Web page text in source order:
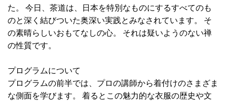
た。 今日、茶道は、日本を特別なものにするすべてのも
のと深く結びついた奥深い実践とみなされています。 そ
の素晴らしいおもてなしの心。 それは疑いようのない禅
の性質です。
プログラムについて
プログラムの前半では、プロの講師から着付けのさまざま
な側面を学びます。 着るとこの魅力的な衣服の歴史や文